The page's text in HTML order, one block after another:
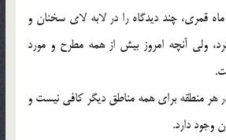
قمري، چند ديدگاه را در لابه لاي سخنان و
ولي آنچه امروز بيش از همه مطرح و مورد
هر منطقه براي همه مناطق ديگر كافي نيست و
وجود دارد.